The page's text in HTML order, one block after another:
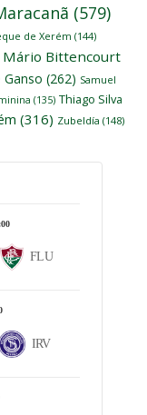
(579)
de Xerém (144)
Mário Bittencourt
Ganso (262) Samuel
(135) Thiago Silva
(316) Zubeldía (148)
FLU
IRV